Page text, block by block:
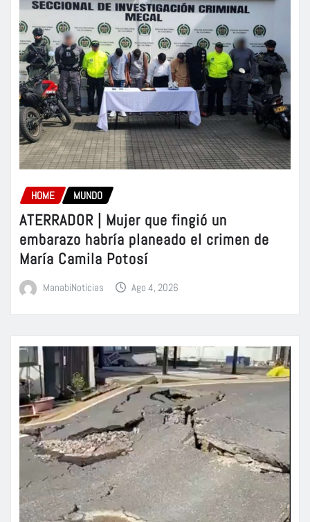
HOME MUNDO
ATERRADOR | Mujer que fingió un
embarazo habría planeado el crimen de
María Camila Potosí
ManabiNoticias Ago 4, 2026